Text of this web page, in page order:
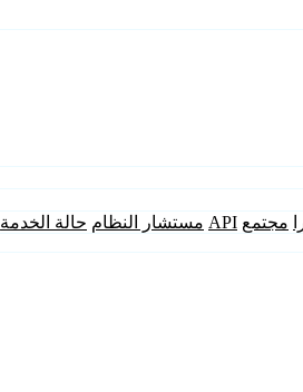
مجتمع API مستشار النظام حالة الخدمة